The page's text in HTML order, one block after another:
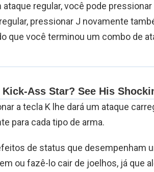
regular, você pode
pressionar J novamente
que você terminou um combo de
a tecla K lhe dará um ataque
para cada tipo de arma.
de status que desempenham
ou fazê-lo cair de joelhos, já que